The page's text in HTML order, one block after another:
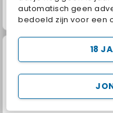
automatisch geen
bedoeld zijn voor een
18
Schateiland-mahjong